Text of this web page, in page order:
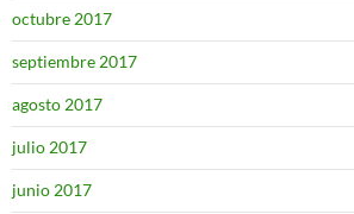
octubre 2017
septiembre 2017
agosto 2017
julio 2017
junio 2017